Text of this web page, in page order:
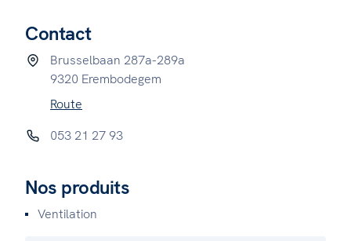
Contact
Brusselbaan 287a-289a
9320 Erembodegem
Route
053 21 27 93
Nos produits
Ventilation